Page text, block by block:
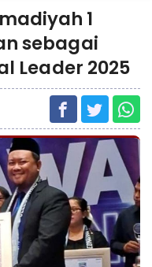
1
sebagai
Leader 2025